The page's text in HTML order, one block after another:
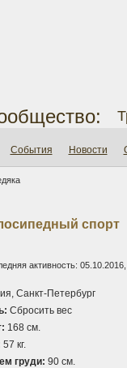
События Новости
спорт
активность:
Санкт-Петербург
Сбросить вес
168 см.
57 кг.
груди: 90 см.